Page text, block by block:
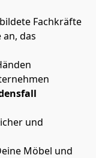
Fachkräfte
das
und
Möbel und